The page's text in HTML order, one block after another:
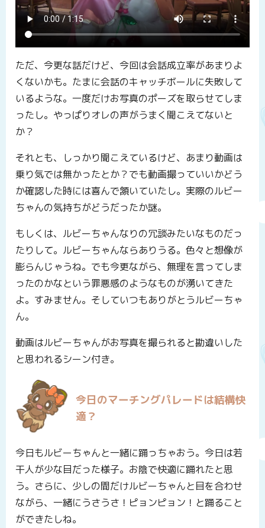
ただ、今更な話だけど、今回は会話成立率があまりよ
くないかも。たまに会話のキャッチボールに失敗して
いるような。一度だけお写真のポーズを取らせてしま
ったし。やっぱりオレの声がうまく聞こえてないと
か？
それとも、しっかり聞こえているけど、あまり動画は
乗り気では無かったとか？でも動画撮っていいかどう
か確認した時には喜んで頷いていたし。実際のルビー
ちゃんの気持ちがどうだったか謎。
もしくは、ルビーちゃんなりの冗談みたいなものだっ
たりして。ルビーちゃんならありうる。色々と想像が
膨らんじゃうね。でも今更ながら、無理を言ってしま
ったのかなという罪悪感のようなものが湧いてきた
よ。すみません。そしていつもありがとうルビーちゃ
ん。
動画はルビーちゃんがお写真を撮られると勘違いした
と思われるシーン付き。
今日のマーチングパレードは結構快
適？
今日もルビーちゃんと一緒に踊っちゃおう。今日は若
干人が少な目だった様子。お陰で快適に踊れたと思
う。さらに、少しの間だけルビーちゃんと目を合わせ
ながら、一緒にうさうさ！ピョンピョン！と踊ること
ができたしね。